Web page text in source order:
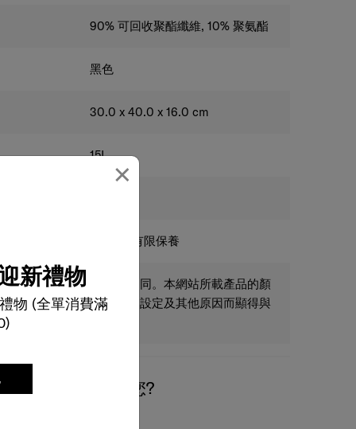
×
新禮物
物 (全單消費滿
90% 可回收聚酯纖維, 10% 聚氨酯
黑色
30.0 x 40.0 x 16.0 cm
15L
2年全球有限保養
供參考，實際尺碼可能不同。本網站所載產品的顏
燈光、角度、閣下屏幕之設定及其他原因而顯得與
們有什麼可以幫您?